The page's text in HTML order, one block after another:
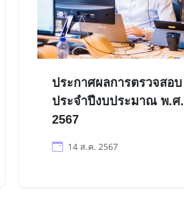
ประกาศผลการตรวจสอบ
ประจำปีงบประมาณ พ.ศ.
2567
14 ส.ค. 2567